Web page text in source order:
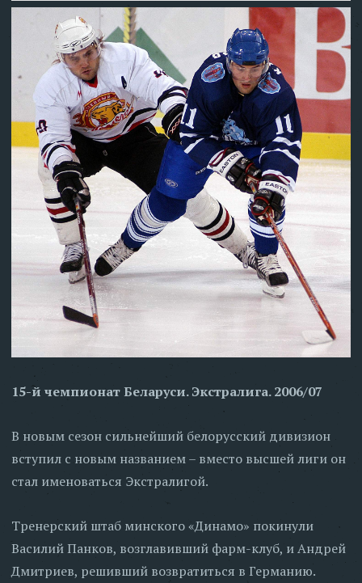
15-й чемпионат Беларуси. Экстралига. 2006/07
В новым сезон сильнейший белорусский дивизион
вступил с новым названием – вместо высшей лиги он
стал именоваться Экстралигой.
Тренерский штаб минского «Динамо» покинули
Василий Панков, возглавивший фарм-клуб, и Андрей
Дмитриев, решивший возвратиться в Германию.